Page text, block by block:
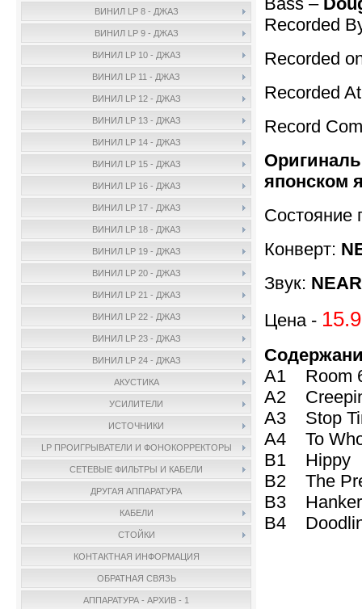
ВИНИЛ LP 8 - ДЖАЗ
ВИНИЛ LP 9 - ДЖАЗ
ВИНИЛ LP 10 - ДЖАЗ
ВИНИЛ LP 11 - ДЖАЗ
ВИНИЛ LP 12 - ДЖАЗ
ВИНИЛ LP 13 - ДЖАЗ
ВИНИЛ LP 14 - ДЖАЗ
ВИНИЛ LP 15 - ДЖАЗ
ВИНИЛ LP 16 - ДЖАЗ
ВИНИЛ LP 17 - ДЖАЗ
ВИНИЛ LP 18 - ДЖАЗ
ВИНИЛ LP 19 - ДЖАЗ
ВИНИЛ LP 20 - ДЖАЗ
ВИНИЛ LP 21 - ДЖАЗ
ВИНИЛ LP 22 - ДЖАЗ
ВИНИЛ LP 23 - ДЖАЗ
ВИНИЛ LP 24 - ДЖАЗ
АКУСТИКА
УСИЛИТЕЛИ
ИСТОЧНИКИ
LP ПРОИГРЫВАТЕЛИ И ФОНОКОРРЕКТОРЫ
СЕТЕВЫЕ ФИЛЬТРЫ И КАБЕЛИ
ДРУГАЯ АППАРАТУРА
КАБЕЛИ
СТОЙКИ
КОНТАКТНАЯ ИНФОРМАЦИЯ
ОБРАТНАЯ СВЯЗЬ
АППАРАТУРА - АРХИВ - 1
Recorded
Recorded
Recorded
Record
японском
Состояние
Конверт:
Звук:
Цена -
A1 Room
A2
A3 Stop
A4 To
B1 Hippy
B2 The
B3
B4